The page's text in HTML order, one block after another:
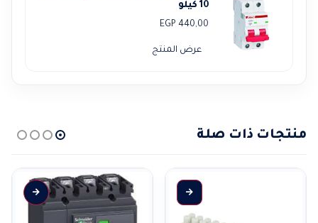
10 كيلو
440,00
EGP
عرض المنتج
منتجات ذات صلة